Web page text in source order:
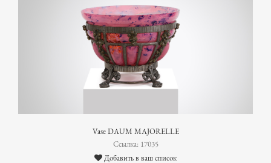
Vase DAUM MAJORELLE
Ссылка: 17035
Добавить в ваш список